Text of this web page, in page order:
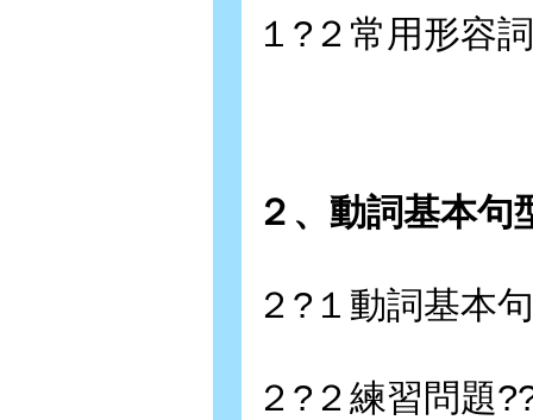
１?２常用形容
２、動詞基本
２?１動詞基本
２?２練習問題